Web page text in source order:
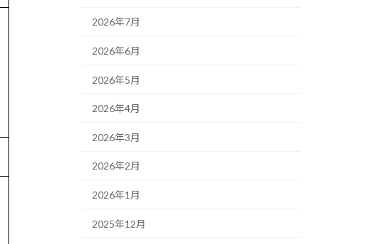
2026年7月
2026年6月
2026年5月
2026年4月
2026年3月
2026年2月
2026年1月
2025年12月